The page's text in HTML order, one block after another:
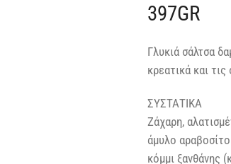
397GR
Γλυκιά σάλτσα
κρεατικά και
ΣΥΣΤΑΤΙΚΑ
Zάχαρη,
άμυλο
κόμμι ξανθάνης